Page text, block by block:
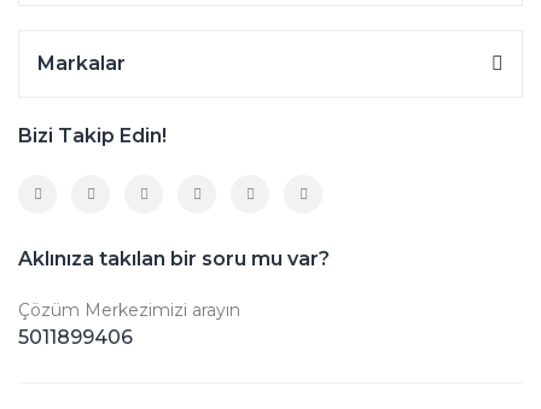
Markalar
Bizi Takip Edin!
Aklınıza takılan bir soru mu var?
Çözüm Merkezimizi arayın
5011899406